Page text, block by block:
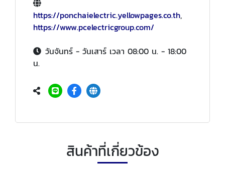
https://ponchaielectric.yellowpages.co.th,
https://www.pcelectricgroup.com/
วันจันทร์ - วันเสาร์ เวลา 08:00 น. - 18:00
น.
สินค้าที่เกี่ยวข้อง